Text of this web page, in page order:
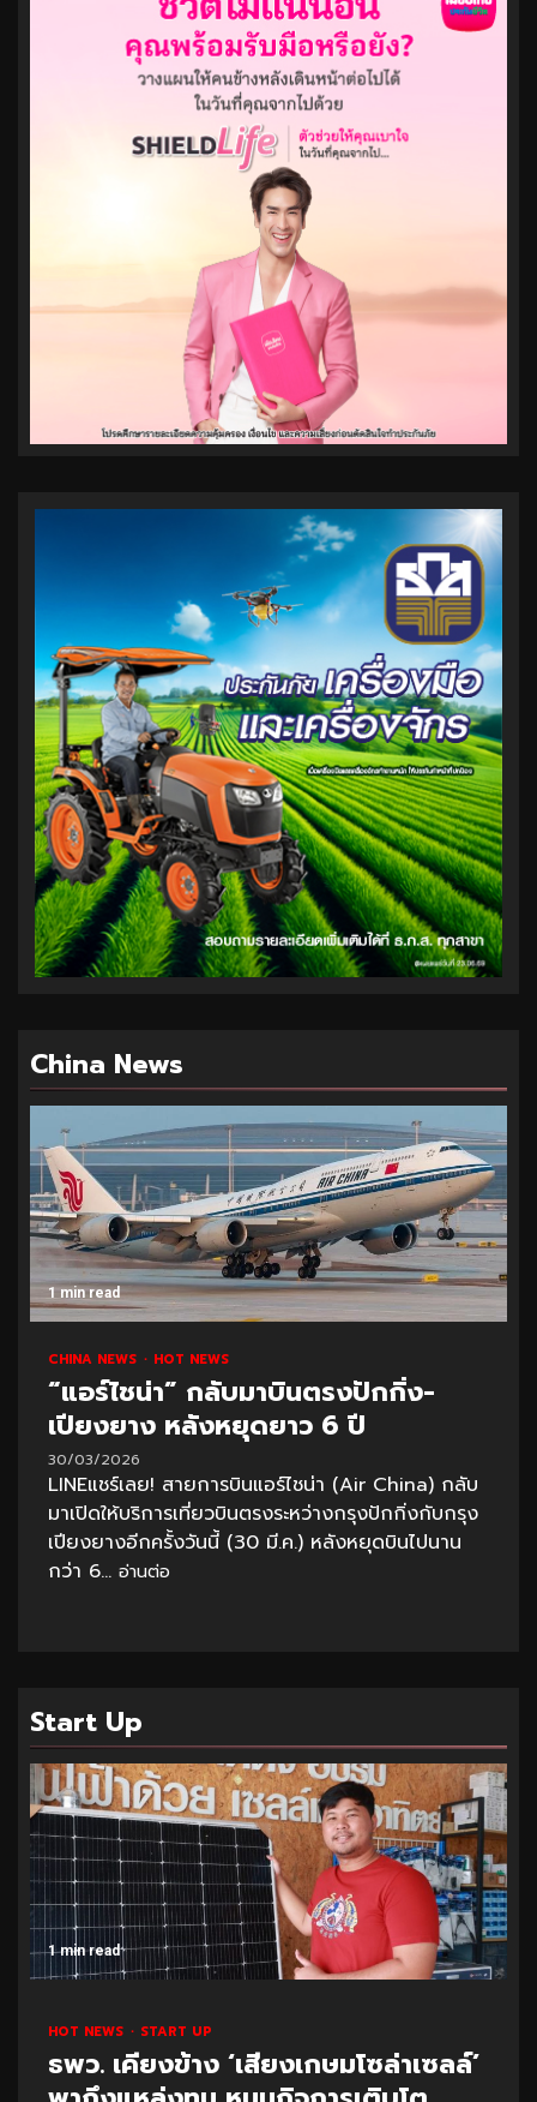
China News
1 min read
CHINA NEWS HOT NEWS
“แอร์ไชน่า” กลับมาบินตรงปักกิ่ง-
เปียงยาง หลังหยุดยาว 6 ปี
30/03/2026
LINEแชร์เลย! สายการบินแอร์ไชน่า (Air China) กลับ
มาเปิดให้บริการเที่ยวบินตรงระหว่างกรุงปักกิ่งกับกรุง
เปียงยางอีกครั้งวันนี้ (30 มี.ค.) หลังหยุดบินไปนาน
กว่า 6... อ่านต่อ
Start Up
1 min read
HOT NEWS START UP
ธพว. เคียงข้าง ‘เสียงเกษมโซล่าเซลล์’